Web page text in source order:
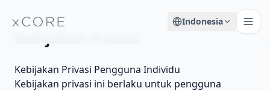
Indonesia
Kebijakan Privasi Pengguna Individu
Kebijakan privasi ini berlaku untuk pengguna